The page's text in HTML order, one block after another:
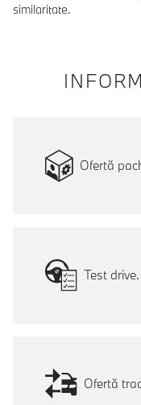
similaritate.
Ofertă
Test drive.
Ofertă